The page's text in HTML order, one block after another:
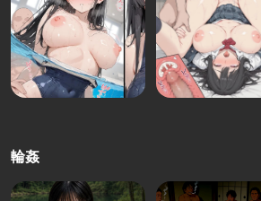
輪姦